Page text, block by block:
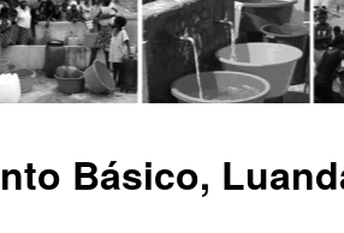
Básico,